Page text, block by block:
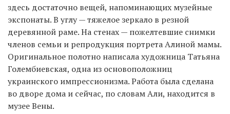
здесь достаточно вещей, напоминающих музейные
экспонаты. В углу — тяжелое зеркало в резной
деревянной раме. На стенах — пожелтевшие снимки
членов семьи и репродукция портрета Алиной мамы.
Оригинальное полотно написала художница Татьяна
Голембиевская, одна из основоположниц
украинского импрессионизма. Работа была сделана
во дворе дома и сейчас, по словам Али, находится в
музее Вены.